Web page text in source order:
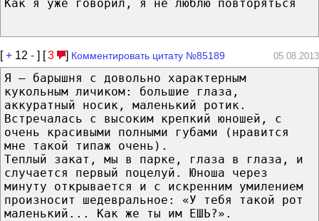
Как я уже говорил, я не люблю повторяться
[+ 12 - ] [3 ] Комментировать цитату №85189 05.08.2013
Я — барышня с довольно характерным
кукольным личиком: большие глаза,
аккуратный носик, маленький ротик.
Встречалась с высоким крепкий юношей, с
очень красивыми полными губами (нравится
мне такой типаж очень).
Теплый закат, мы в парке, глаза в глаза, и
случается первый поцелуй. Юноша через
минуту открывается и с искренним умилением
произносит шедевральное: «У тебя такой рот
маленький... Как же ты им ЕШЬ?».